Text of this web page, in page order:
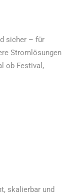
sicher – für
Stromlösungen
ob Festival,
skalierbar und